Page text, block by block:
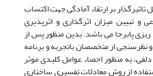
بر ارتقاء آمادگی جهت اکتساب
و تبیین میزان اثرگذاری و اثرپذیری
ریزی پابرجا می باشد. بدین منظور پس از
نظرسنجی از متخصصان باتجربه و برنامه
به منظور احصاء عوامل کلیدی موثر
از روش معادلات تفسیری ساختاری